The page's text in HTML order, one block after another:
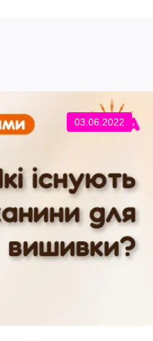
03.06.2022